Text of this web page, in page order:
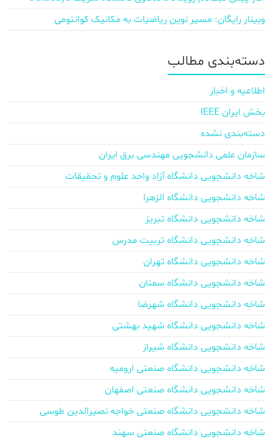
وبینار رایگان: مسیر نوین ریاضیات به مکانیک کوانتومی
دسته‌بندی مطالب
اطلاعیه و اخبار
بخش ایران IEEE
دسته‌بندی نشده
سازمان علمی دانشجویی مهندسی برق ایران
شاخه دانشجویی دانشگاه آزاد واحد علوم و تحقیقات
شاخه دانشجویی دانشگاه الزهرا
شاخه دانشجویی دانشگاه تبریز
شاخه دانشجویی دانشگاه تربیت مدرس
شاخه دانشجویی دانشگاه تهران
شاخه دانشجویی دانشگاه سمنان
شاخه دانشجویی دانشگاه شهرضا
شاخه دانشجویی دانشگاه شهید بهشتی
شاخه دانشجویی دانشگاه شیراز
شاخه دانشجویی دانشگاه صنعتی ارومیه
شاخه دانشجویی دانشگاه صنعتی اصفهان
شاخه دانشجویی دانشگاه صنعتی خواجه نصیرالدین طوسی
شاخه دانشجویی دانشگاه صنعتی سهند